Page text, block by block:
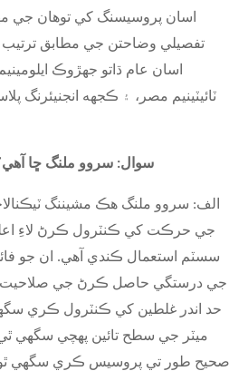
اسان پروسيسنگ کي توهان جي
تفصيلي وضاحتن جي مطابق ترتيب
اسان عام ڌاتو جهڙوڪ
ٽائيٽينيم مصر، ۽ ڪجهه انجنيئرنگ
سوال: سروو ملنگ ڇا
الف: سروو ملنگ هڪ مشيننگ
جي حرڪت کي ڪنٽرول ڪرڻ لاءِ
سسٽم استعمال ڪندي آهي. ان جو
جي درستگي حاصل ڪرڻ جي صلاحيت
حد اندر غلطين کي ڪنٽرول ڪري
ميٽر جي سطح تائين پهچي سگهي
صحيح طور تي پروسيس ڪري سگهي ٿو،